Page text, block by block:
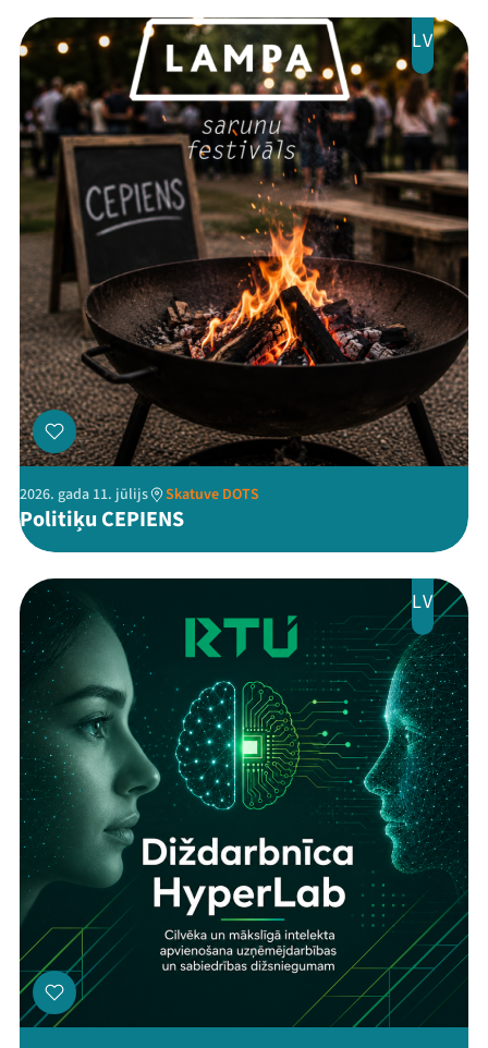
Jaunumi
Ziedo
Veikals
Kontakti
ThreadsFacebookYoutube Instagram
Flick TikTok
LV
2026. gada 11. jūlijs Skatuve DOTS
Politiķu CEPIENS
LV